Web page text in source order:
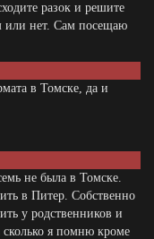
разок и решите
или нет. Сам посещаю
в Томске, да и
не была в Томске.
в Питер. Собственно
у родственников и
сколько я помню кроме